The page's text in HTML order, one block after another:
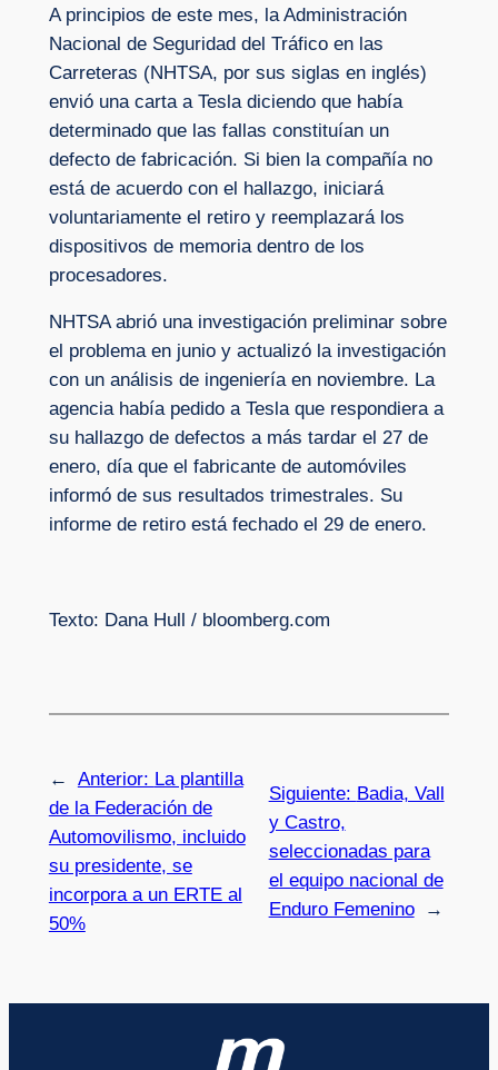
A principios de este mes, la Administración
Nacional de Seguridad del Tráfico en las
Carreteras (NHTSA, por sus siglas en inglés)
envió una carta a Tesla diciendo que había
determinado que las fallas constituían un
defecto de fabricación. Si bien la compañía no
está de acuerdo con el hallazgo, iniciará
voluntariamente el retiro y reemplazará los
dispositivos de memoria dentro de los
procesadores.
NHTSA abrió una investigación preliminar sobre
el problema en junio y actualizó la investigación
con un análisis de ingeniería en noviembre. La
agencia había pedido a Tesla que respondiera a
su hallazgo de defectos a más tardar el 27 de
enero, día que el fabricante de automóviles
informó de sus resultados trimestrales. Su
informe de retiro está fechado el 29 de enero.
Texto: Dana Hull / bloomberg.com
← Anterior: La plantilla
de la Federación de
Automovilismo, incluido
su presidente, se
incorpora a un ERTE al
50%
Siguiente: Badia, Vall
y Castro,
seleccionadas para
el equipo nacional de
Enduro Femenino
→